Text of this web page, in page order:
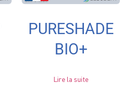
PURESHADE
BIO+
Lire la suite